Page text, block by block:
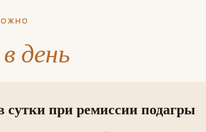
в день
сутки при ремиссии подагры